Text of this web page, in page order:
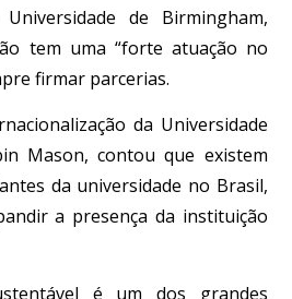
de Birmingham,
tem uma “forte atuação no
firmar parcerias.
da Universidade
Mason, contou que existem
da universidade no Brasil,
a presença da instituição
é um dos grandes